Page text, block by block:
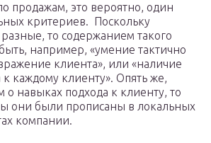
продажам, это вероятно, один
критериев. Поскольку
то содержанием такого
например, «умение тактично
клиента», или «наличие
каждому клиенту». Опять же,
о навыках подхода к клиенту, то
они были прописаны в локальных
компании.